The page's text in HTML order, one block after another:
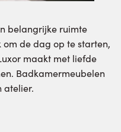
belangrijke ruimte
om de dag op te starten,
maakt met liefde
Badkamermeubelen
atelier.